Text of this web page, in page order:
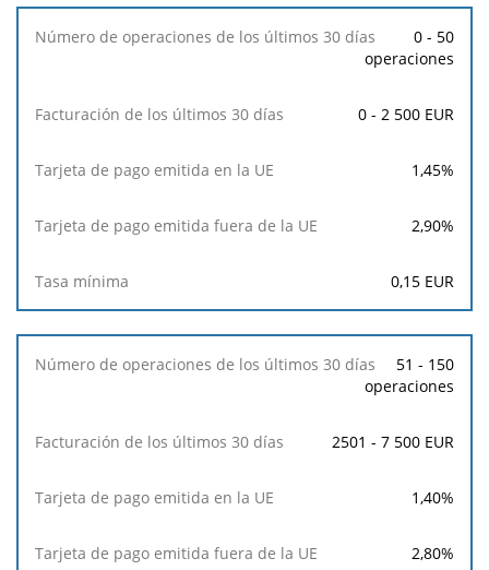
Número
los
30
los
últimos
30
días
pago
en
0 - 50
operaciones
0 - 2 500 EUR
1,45%
2,90%
0,15 EUR
51 - 150
operaciones
2501 - 7 500 EUR
1,40%
2,80%